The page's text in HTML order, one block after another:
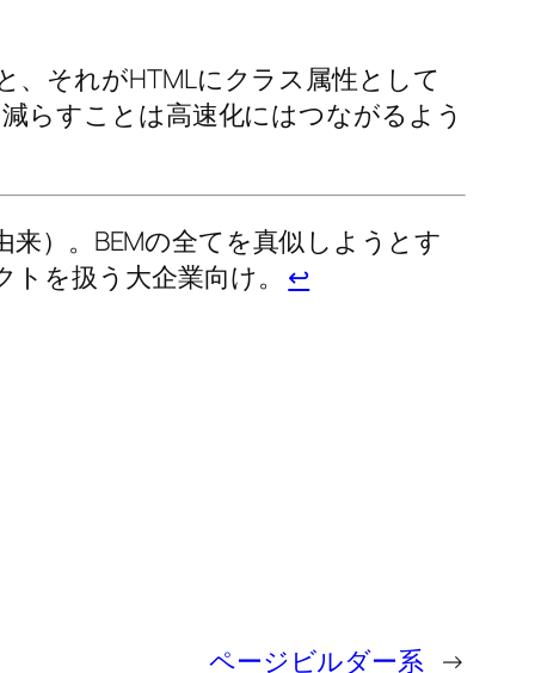
それがHTMLにクラス属性として
らすことは高速化にはつながるよう
）。BEMの全てを真似しようとす
を扱う大企業向け。 ↩
ページビルダー系 →